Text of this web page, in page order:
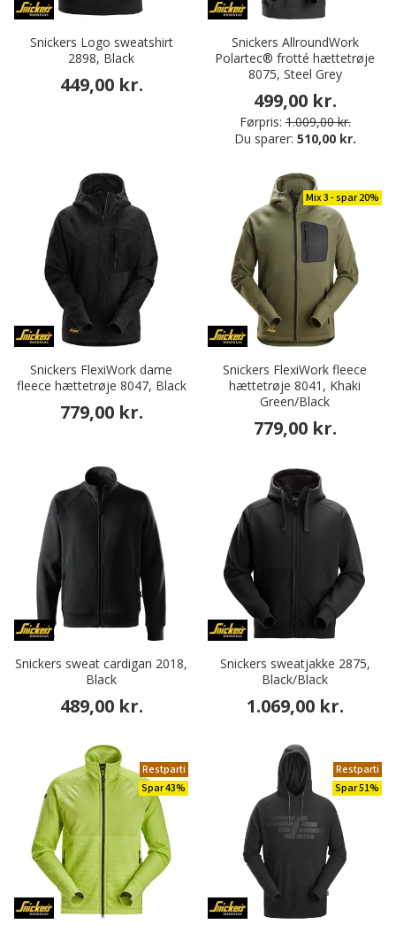
Snickers Logo sweatshirt
2898, Black
449,00 kr.
Snickers AllroundWork
Polartec® frotté hættetrøje
8075, Steel Grey
499,00 kr.
Førpris: 1.009,00 kr.
Du sparer: 510,00 kr.
Snickers FlexiWork dame
fleece hættetrøje 8047, Black
779,00 kr.
Mix 3 - spar 20%
Snickers FlexiWork fleece
hættetrøje 8041, Khaki
Green/Black
779,00 kr.
Snickers sweat cardigan 2018,
Black
489,00 kr.
Snickers sweatjakke 2875,
Black/Black
1.069,00 kr.
Restparti
Spar 43%
Restparti
Spar 51%